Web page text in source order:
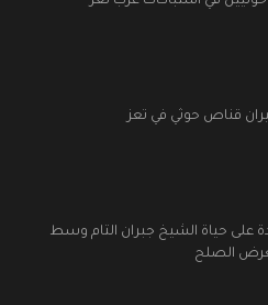
قناص حوثي في تعز
على حياة الشيخ جبران التام وسط
الصلح